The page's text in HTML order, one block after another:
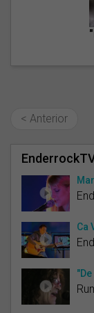
< Anterior
Ca